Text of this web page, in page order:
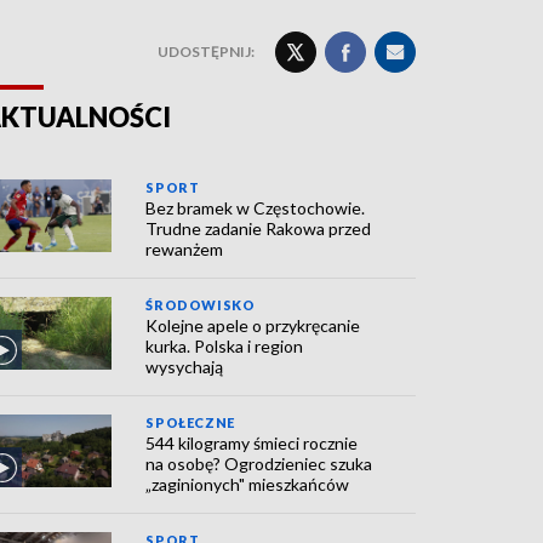
UDOSTĘPNIJ:
SPORT
Bez bramek w Częstochowie.
Trudne zadanie Rakowa przed
rewanżem
ŚRODOWISKO
Kolejne apele o przykręcanie
kurka. Polska i region
wysychają
SPOŁECZNE
544 kilogramy śmieci rocznie
na osobę? Ogrodzieniec szuka
„zaginionych" mieszkańców